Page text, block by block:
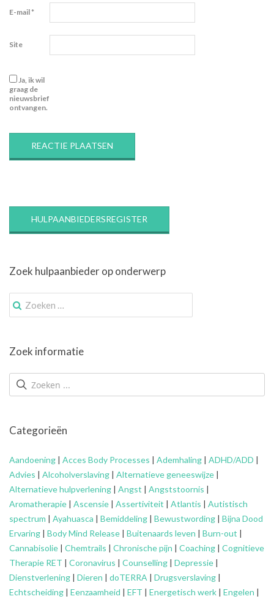
E-mail*
Site
Ja, ik wil
graag de
nieuwsbrief
ontvangen.
HULPAANBIEDERSREGISTER
Zoek hulpaanbieder op onderwerp
Zoek
naar:
Zoek informatie
Categorieën
Aandoening | Acces Body Processes | Ademhaling | ADHD/ADD |
Advies | Alcoholverslaving | Alternatieve geneeswijze |
Alternatieve hulpverlening | Angst | Angststoornis |
Aromatherapie | Ascensie | Assertiviteit | Atlantis | Autistisch
spectrum | Ayahuasca | Bemiddeling | Bewustwording | Bijna Dood
Ervaring | Body Mind Release | Buitenaards leven | Burn-out |
Cannabisolie | Chemtrails | Chronische pijn | Coaching | Cognitieve
Therapie RET | Coronavirus | Counselling | Depressie |
Dienstverlening | Dieren | doTERRA | Drugsverslaving |
Echtscheiding | Eenzaamheid | EFT | Energetisch werk | Engelen |